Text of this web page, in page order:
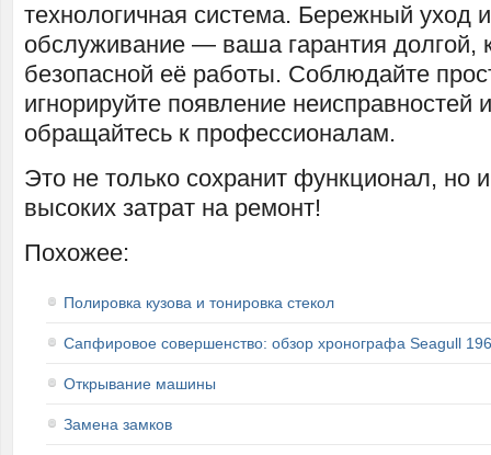
технологичная система. Бережный уход
обслуживание — ваша гарантия долгой,
безопасной её работы. Соблюдайте
игнорируйте появление неисправностей
обращайтесь к профессионалам.
Это не только сохранит функционал, но
высоких затрат на ремонт!
Похожее:
Полировка кузова и тонировка стекол
Сапфировое совершенство: обзор хронографа Seagull
Открывание машины
Замена замков